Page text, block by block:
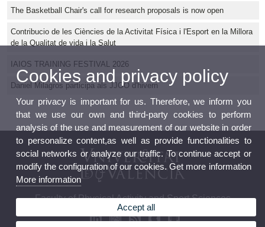
The Basketball Chair's call for research proposals is now open
Contribucio de les Ciències de la Activitat Física i l'Esport en la Millora
de la Qualitat de vida i la Salut
IAIOS TRAINING FESTIVAL 2026
Daniel Milagros participa als JJOO d'hivern
Faculty of Physical Activity and Sport Sciences
Cookies and privacy policy
Your privacy is important for us. Therefore, we inform you
that we use our own and third-party cookies to perform
analysis of the use and measurement of our website in order
to personalize content,as well as provide functionalities to
social networks or analyze our traffic. To continue accept or
modify the configuration of our cookies. Get more information
More information
Accept all